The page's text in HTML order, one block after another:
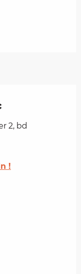
2, bd
!